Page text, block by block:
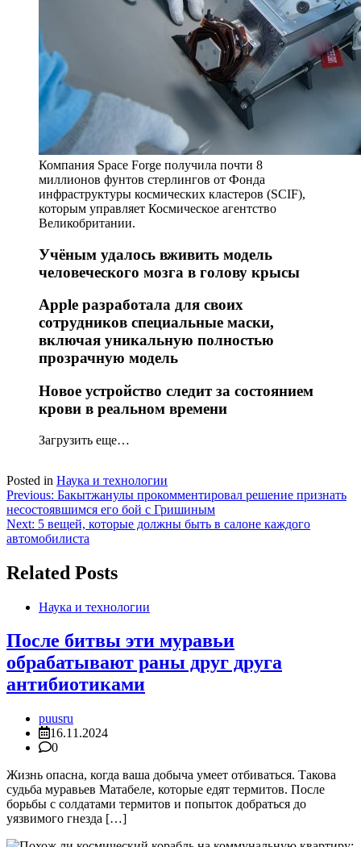
Компания Space Forge получила почти 8
миллионов фунтов стерлингов от Фонда
инфраструктуры космических кластеров (SCIF),
которым управляет Космическое агентство
Великобритании.
Учёным удалось вживить модель
человеческого мозга в голову крысы
Apple разработала для своих
сотрудников специальные маски,
включая уникальную полностью
прозрачную модель
Новое устройство следит за состоянием
крови в реальном времени
Загрузить еще…
Posted in Наука и технологии
Навигация
по
записям
Previous: Бакытжанулы прокомментировал решение признать
несостоявшимся его бой с Гришиным
Next: 5 вещей, которые должны быть в салоне каждого
автомобилиста
Related Posts
Наука и технологии
После битвы эти муравьи
обрабатывают раны друг друга
антибиотиками
puusru
16.11.2024
0
Жизнь опасна, когда ваша добыча умеет отбиваться. Такова
судьба муравьев Матабеле, которые едят термитов. После
борьбы с солдатами термитов и попыток добраться до
уязвимого гнезда […]